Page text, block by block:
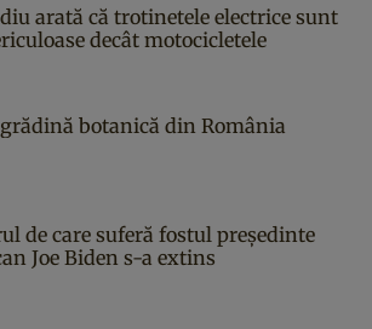
arată că trotinetele electrice sunt
decât motocicletele
botanică din România
de care suferă fostul președinte
Joe Biden s-a extins